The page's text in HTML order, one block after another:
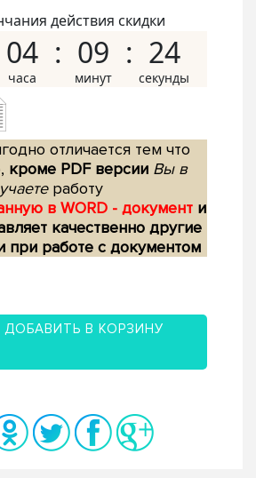
действия скидки
04 09 23
отличается тем что
кроме PDF версии Вы в
работу
в WORD - документ и
качественно другие
при работе с документом
ДОБАВИТЬ В КОРЗИНУ